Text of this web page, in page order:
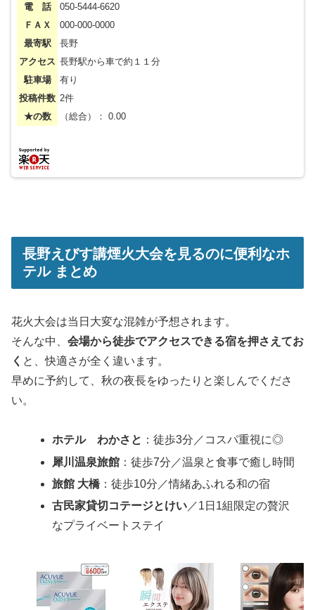
電 話
050-5444-6620
ＦＡＸ
000-000-0000
最寄駅
長野
アクセス 長野駅から車で約１１分
駐車場
有り
投稿件数 2件
★の数
（総合）： 0.00
長野えびす講煙火大会を見るのに便利なホ
テル まとめ
花火大会は当日大変な混雑が予想されます。
そんな中、 会場から徒歩でアクセスできる宿を押さえてお
く と、快適さが全く違います。
早めに予約して、秋の夜長をゆったりと楽しんでくださ
い。
ホテル わかさと ：徒歩3分／コスパ重視に◎
犀川温泉旅館 ：徒歩7分／温泉と食事で癒し時間
旅館 大橋：徒歩10分／情緒あふれる和の宿
古民家貸切コテージとけい ／1日1組限定の贅沢
なプライベートステイ